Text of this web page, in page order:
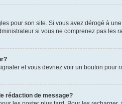
pour son site. Si vous avez dérogé à
si vous ne comprenez pas les
et vous devriez voir un bouton
rédaction de message?